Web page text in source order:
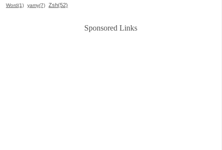
Word(1) yamy(7) Zsh(52)
Sponsored Links